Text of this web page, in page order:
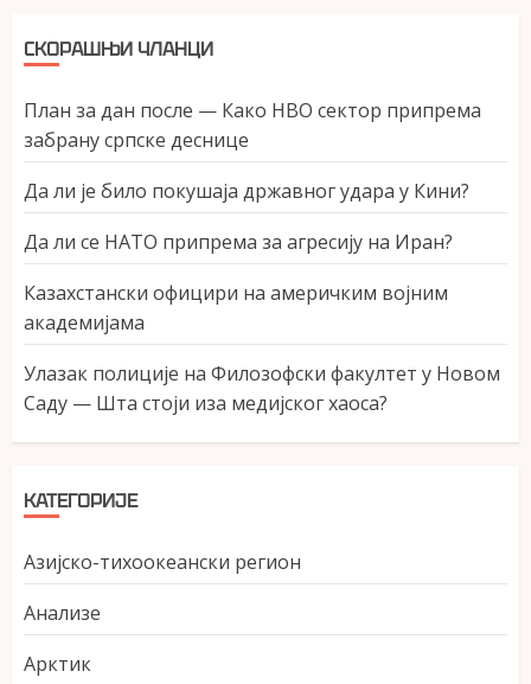
СКОРАШЊИ ЧЛАНЦИ
План за дан после — Како НВО сектор припрема
забрану српске деснице
Да ли је било покушаја државног удара у Кини?
Да ли се НАТО припрема за агресију на Иран?
Казахстански официри на америчким војним
академијама
Улазак полиције на Филозофски факултет у Новом
Саду — Шта стоји иза медијског хаоса?
КАТЕГОРИЈЕ
Азијско-тихоокеански регион
Анализе
Арктик